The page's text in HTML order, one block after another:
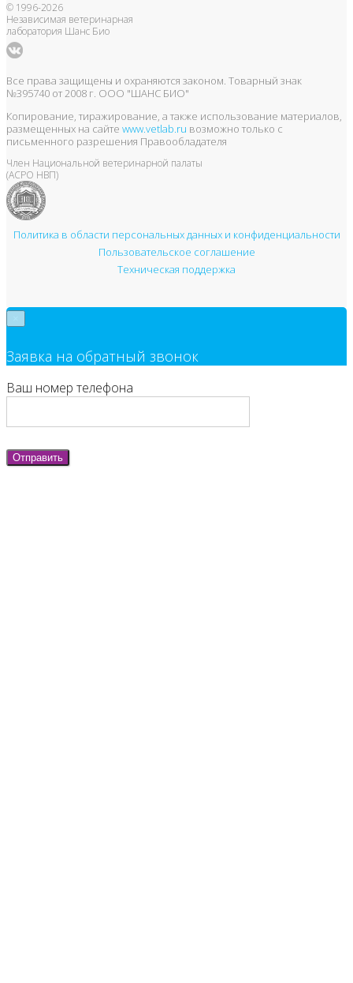
© 1996-2026
Независимая ветеринарная
лаборатория Шанс Био
Все права защищены и охраняются законом. Товарный знак
№395740 от 2008 г. ООО "ШАНС БИО"
Копирование, тиражирование, а также использование материалов,
размещенных на сайте www.vetlab.ru возможно только с
письменного разрешения Правообладателя
Член Национальной ветеринарной палаты
(АСРО НВП)
Политика в области персональных данных и конфиденциальности
Пользовательское соглашение
Техническая поддержка
Заявка на обратный звонок
Ваш номер телефона
Отправить